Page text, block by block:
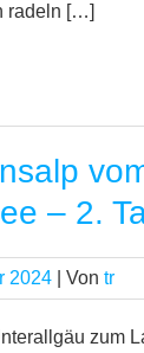
radeln […]
– 2.
2024 | Von tr
zum